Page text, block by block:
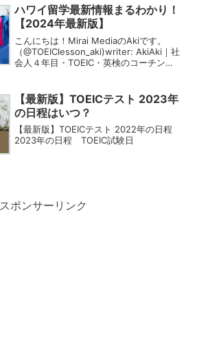
名...
ハワイ留学最新情報まるわかり！
【2024年最新版】
こんにちは！Mirai MediaのAkiです。
（@TOEIClesson_aki)writer: AkiAki｜社
会人４年目・TOEIC・英検のコーチング
生...
【最新版】TOEICテスト 2023年
の日程はいつ？
【最新版】TOEICテスト 2022年の日程
2023年の日程 TOEIC試験日
スポンサーリンク